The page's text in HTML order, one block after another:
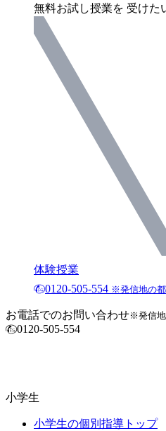
無料お試し授業を 受けた
体験授業
0120-505-554 ※発信地の
お電話でのお問い合わせ※発信地
0120-505-554
小学生
小学生の個別指導トップ